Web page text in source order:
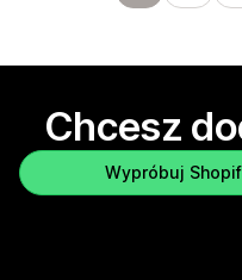
Chcesz
Wypróbuj